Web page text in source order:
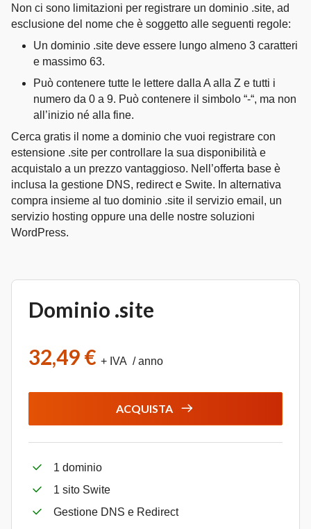
Non ci sono limitazioni per registrare un dominio .site, ad
esclusione del nome che è soggetto alle seguenti regole:
Un dominio .site deve essere lungo almeno 3 caratteri
e massimo 63.
Può contenere tutte le lettere dalla A alla Z e tutti i
numero da 0 a 9. Può contenere il simbolo “-“, ma non
all’inizio né alla fine.
Cerca gratis il nome a dominio che vuoi registrare con
estensione .site per controllare la sua disponibilità e
acquistalo a un prezzo vantaggioso. Nell’offerta base è
inclusa la gestione DNS, redirect e Swite. In alternativa
compra insieme al tuo dominio .site il servizio email, un
servizio hosting oppure una delle nostre soluzioni
WordPress.
Dominio .site
32,49 € + IVA / anno
ACQUISTA
1 dominio
1 sito Swite
Gestione DNS e Redirect